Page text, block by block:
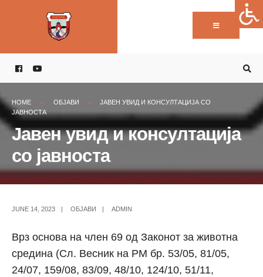
HOME ОБЈАВИ
ЈАВЕН УВИД И КОНСУЛТАЦИЈА СО
ЈАВНОСТА
Јавен увид и консултација
со јавноста
JUNE 14, 2023 ОБЈАВИ ADMIN
Врз основа на член 69 од Законот за животна
средина (Сл. Весник на РМ бр. 53/05, 81/05,
24/07, 159/08, 83/09, 48/10, 124/10, 51/11,